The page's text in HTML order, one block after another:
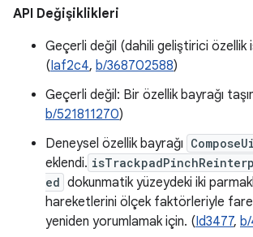
API Değişiklikleri
Geçerli değil (dahili geliştirici özellik
(Iaf2c4, b/368702588)
Geçerli değil: Bir özellik bayrağı
b/521811270)
Deneysel özellik bayrağı
eklendi.
ed dokunmatik yüzeydeki iki
hareketlerini ölçek faktörleriyle
yeniden yorumlamak için. (Id3477,